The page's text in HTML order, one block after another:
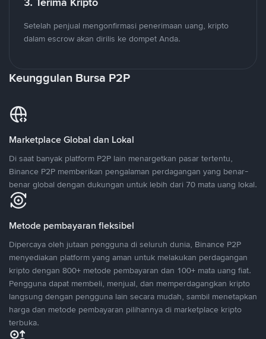
Setelah penjual mengonfirmasi penerimaan uang, kripto
dalam escrow akan dirilis ke dompet Anda.
Keunggulan Bursa P2P
Marketplace Global dan Lokal
Di saat banyak platform P2P lain menargetkan pasar tertentu,
Binance P2P memberikan pengalaman perdagangan yang benar-
benar global dengan dukungan untuk lebih dari 70 mata uang lokal.
Metode pembayaran fleksibel
Dipercaya oleh jutaan pengguna di seluruh dunia, Binance P2P
menyediakan platform yang aman untuk melakukan perdagangan
kripto dengan 800+ metode pembayaran dan 100+ mata uang fiat.
Pengguna dapat membeli, menjual, dan memperdagangkan kripto
langsung dengan pengguna lain secara mudah, sambil menetapkan
harga dan metode pembayaran pilihannya di marketplace kripto
terbuka.